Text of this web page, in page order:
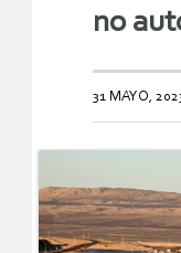
no
31 MAYO,